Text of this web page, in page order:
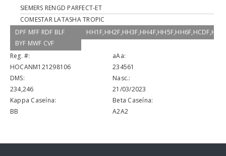
SIEMERS RENGD PARFECT-ET
COMESTAR LATASHA TROPIC
DPF MFF RDF BLF
BYF MWF CVF
Reg. #:
HOCANM121298106
aAa:
234561
DMS:
234,246
Nasc.:
21/03/2023
Kappa Caseína:
BB
Beta Caseína:
A2A2